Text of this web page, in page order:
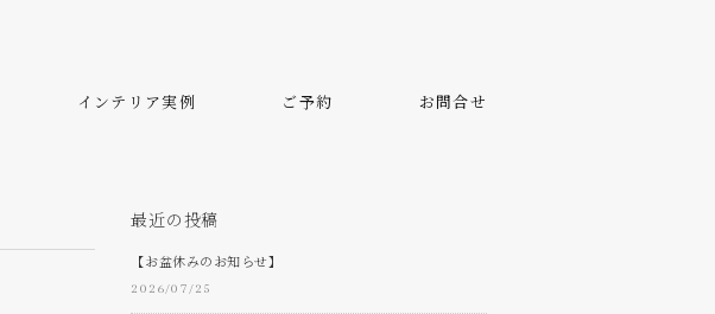
インテリア実例 ご予約 お問合せ
最近の投稿
【お盆休みのお知らせ】
2026/07/25